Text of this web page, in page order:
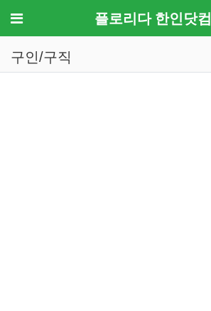
메뉴 플로리다 한인닷컴
구인/구직